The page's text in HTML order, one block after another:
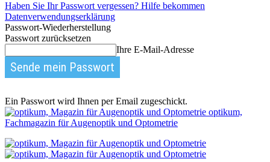
Haben Sie Ihr Passwort vergessen? Hilfe bekommen
Datenverwendungserklärung
Passwort-Wiederherstellung
Passwort zurücksetzen
Ihre E-Mail-Adresse
Ein Passwort wird Ihnen per Email zugeschickt.
optikum,
Fachmagazin für Augenoptik und Optometrie